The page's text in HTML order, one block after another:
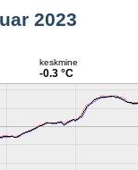
2023
keskmine
-0.3 °C